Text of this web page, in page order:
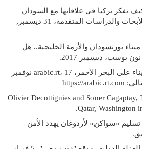
تفكر تركيا في علاقاتها مع السودان
وقطر؟، مركز المستقبل للأبحاث والدراسات المتقدمة، 31 ديسمبر,
بورتسودان والأزمة الخليجية.. هل
قطر تعتزم بناء أكبر ميناء على البحر الأحمر، arabic.rt، 17 نوفمبر
Olivier Decottignies and Soner Cagaptay,
Qatar, Washington
«سواكن» لأردوغان يهدد الأمن